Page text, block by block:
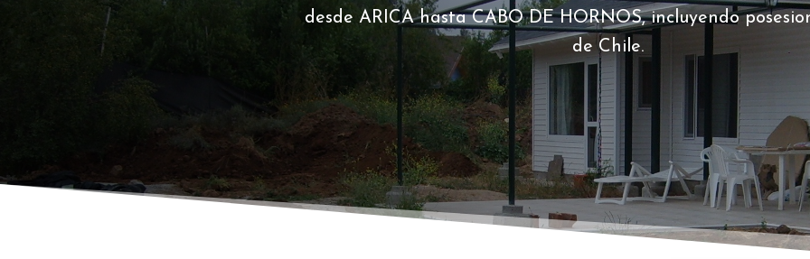
desde ARICA hasta CABO DE HORNOS, incluyendo
de Chile.